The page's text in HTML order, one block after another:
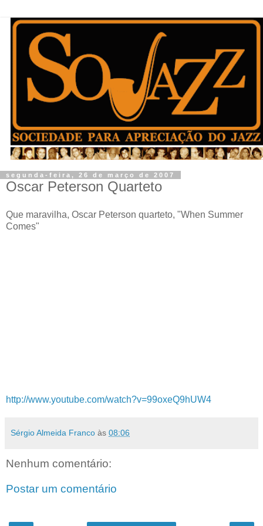
segunda-feira, 26 de março de 2007
Oscar Peterson Quarteto
Que maravilha, Oscar Peterson quarteto, "When Summer
Comes"
http://www.youtube.com/watch?v=99oxeQ9hUW4
Sérgio Almeida Franco às 08:06
Nenhum comentário:
Postar um comentário